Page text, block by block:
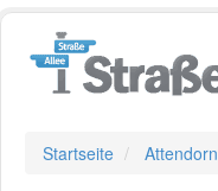
Startseite Attendorn